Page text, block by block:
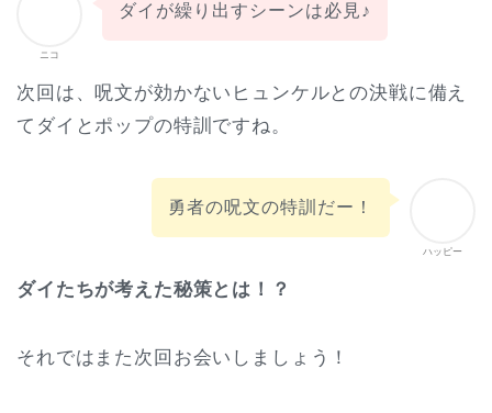
ニコ
ダイが繰り出すシーンは必見♪
次回は、呪文が効かないヒュンケルとの決戦に備え
てダイとポップの特訓ですね。
ハッピー
勇者の呪文の特訓だー！
ダイたちが考えた秘策とは！？
それではまた次回お会いしましょう！